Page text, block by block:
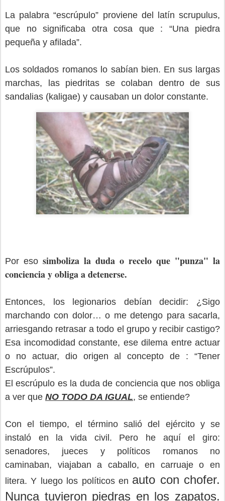
La palabra “escrúpulo” proviene del latín scrupulus,
que no significaba otra cosa que : “Una piedra
pequeña y afilada”.
Los soldados romanos lo sabían bien. En sus largas
marchas, las piedritas se colaban dentro de sus
sandalias (kaligae) y causaban un dolor constante.
Por eso simboliza la duda o recelo que "punza" la
conciencia y obliga a detenerse.
Entonces, los legionarios debían decidir: ¿Sigo
marchando con dolor… o me detengo para sacarla,
arriesgando retrasar a todo el grupo y recibir castigo?
Esa incomodidad constante, ese dilema entre actuar
o no actuar, dio origen al concepto de : “Tener
Escrúpulos”.
El escrúpulo es la duda de conciencia que nos obliga
a ver que NO TODO DA IGUAL, se entiende?
Con el tiempo, el término salió del ejército y se
instaló en la vida civil. Pero he aquí el giro:
senadores, jueces y políticos romanos no
caminaban, viajaban a caballo, en carruaje o en
litera. Y luego los políticos en auto con chofer.
Nunca tuvieron piedras en los zapatos.